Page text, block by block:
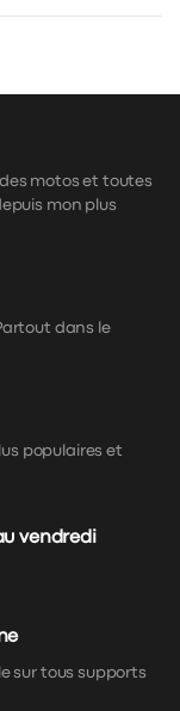
motos et toutes
mon plus
dans le
populaires et
vendredi
sur tous supports